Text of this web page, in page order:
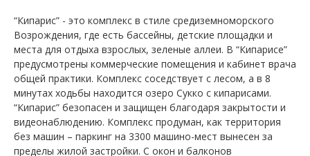
“Кипарис” - это комплекс в стиле средиземноморского
Возрождения, где есть бассейны, детские площадки и
места для отдыха взрослых, зеленые аллеи. В “Кипарисе”
предусмотрены коммерческие помещения и кабинет врача
общей практики. Комплекс соседствует с лесом, а в 8
минутах ходьбы находится озеро Сукко с кипарисами.
“Кипарис” безопасен и защищен благодаря закрытости и
видеонаблюдению. Комплекс продуман, как территория
без машин – паркинг на 3300 машино-мест вынесен за
пределы жилой застройки. С окон и балконов